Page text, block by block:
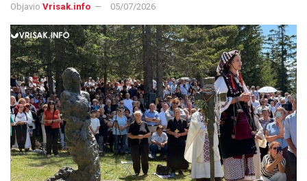
Objavio Vrisak.info 05/07/2026